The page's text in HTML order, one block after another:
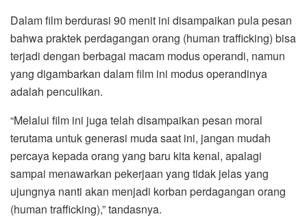
Dalam film berdurasi 90 menit ini disampaikan pula pesan
bahwa praktek perdagangan orang (human trafficking) bisa
terjadi dengan berbagai macam modus operandi, namun
yang digambarkan dalam film ini modus operandinya
adalah penculikan.
“Melalui film ini juga telah disampaikan pesan moral
terutama untuk generasi muda saat ini, jangan mudah
percaya kepada orang yang baru kita kenal, apalagi
sampai menawarkan pekerjaan yang tidak jelas yang
ujungnya nanti akan menjadi korban perdagangan orang
(human trafficking),” tandasnya.